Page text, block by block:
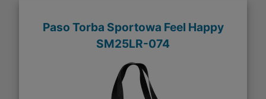
Paso Torba Sportowa Feel Happy
SM25LR-074